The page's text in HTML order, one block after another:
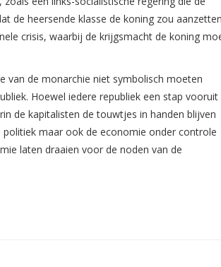
de heersende klasse de koning zou aanzetten
crisis, waarbij de krijgsmacht de koning
van de monarchie niet symbolisch moeten
Hoewel iedere republiek een stap vooruit
de kapitalisten de touwtjes in handen blijven
politiek maar ook de economie onder controle
laten draaien voor de noden van de